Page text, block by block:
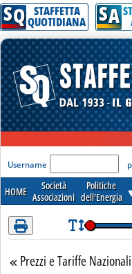
Attenzione! Esegui
SQ STAFFETTA
QUOTIDIANA SA
'Modulo Login
Username
HOME
Società
Associazioni
Politiche
dell'Energia
Torna alla sezione
Prezzi e Tariffe Nazionali